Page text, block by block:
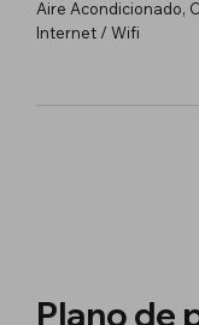
Aire Acondicionado,
Internet / Wifi
Plano de